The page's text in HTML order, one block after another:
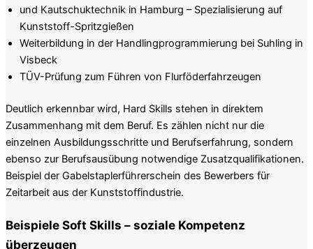
und Kautschuktechnik in Hamburg – Spezialisierung auf
Kunststoff-Spritzgießen
Weiterbildung in der Handlingprogrammierung bei Suhling in
Visbeck
TÜV-Prüfung zum Führen von Flurföderfahrzeugen
Deutlich erkennbar wird, Hard Skills stehen in direktem
Zusammenhang mit dem Beruf. Es zählen nicht nur die
einzelnen Ausbildungsschritte und Berufserfahrung, sondern
ebenso zur Berufsausübung notwendige Zusatzqualifikationen.
Beispiel der Gabelstaplerführerschein des Bewerbers für
Zeitarbeit aus der Kunststoffindustrie.
Beispiele Soft Skills – soziale Kompetenz
überzeugen